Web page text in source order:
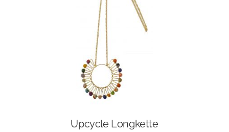
Upcycle Longkette